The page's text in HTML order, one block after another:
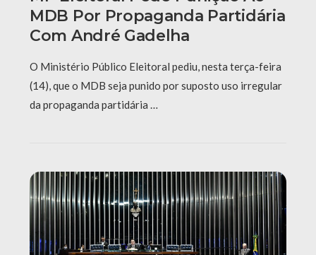
MDB Por Propaganda Partidária
Com André Gadelha
O Ministério Público Eleitoral pediu, nesta terça-feira
(14), que o MDB seja punido por suposto uso irregular
da propaganda partidária …